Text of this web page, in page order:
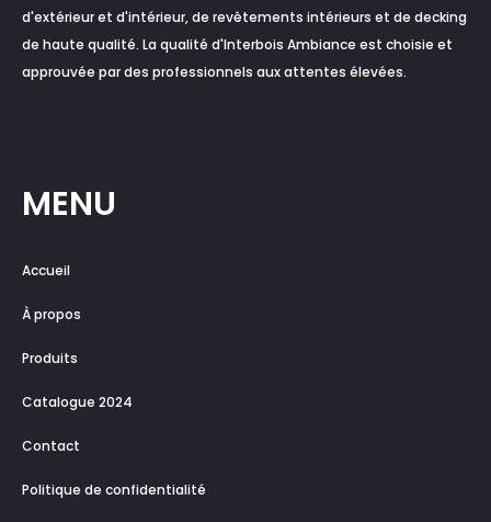
d'extérieur et d'intérieur, de revêtements intérieurs et de decking
de haute qualité. La qualité d'Interbois Ambiance est choisie et
approuvée par des professionnels aux attentes élevées.
MENU
Accueil
À propos
Produits
Catalogue 2024
Contact
Politique de confidentialité